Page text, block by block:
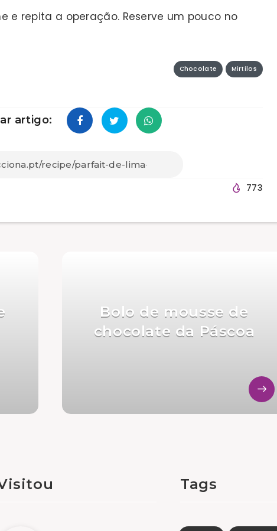
e repita a operação. Reserve um pouco no
Chocolate Mirtilos
artigo:
773
Bolo de mousse de
chocolate da Páscoa
Tags